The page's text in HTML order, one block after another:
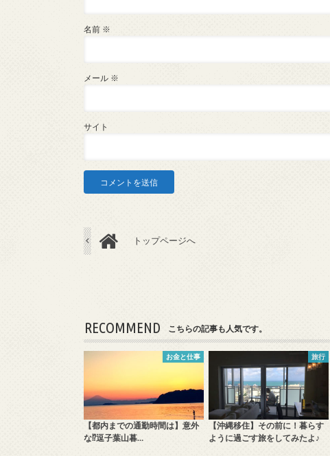
名前 ※
メール ※
サイト
トップページへ
RECOMMEND こちらの記事も人気です。
お金と仕事
【都内までの通勤時間は】意外
な⁉️逗子葉山暮…
旅行
【沖縄移住】その前に！暮らす
ように過ごす旅をしてみたよ♪